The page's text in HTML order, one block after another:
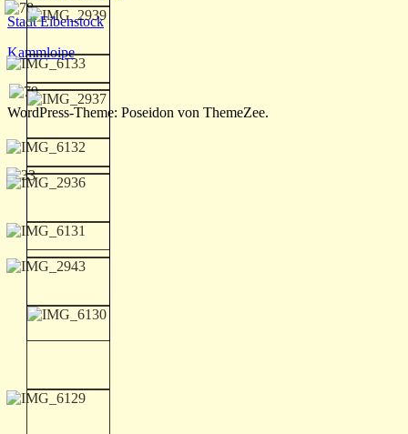
Stadt Eibenstock
Kammloipe
WordPress-Theme: Poseidon von ThemeZee.